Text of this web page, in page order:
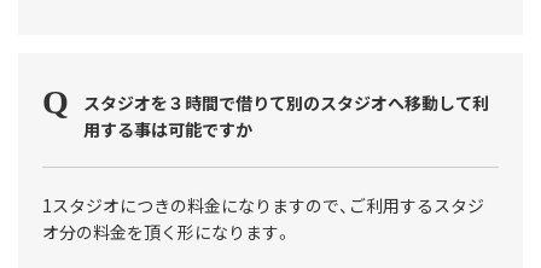
スタジオを３時間で借りて別のスタジオへ移動して利
用する事は可能ですか
1スタジオにつきの料金になりますので、ご利用するスタジ
オ分の料金を頂く形になります。